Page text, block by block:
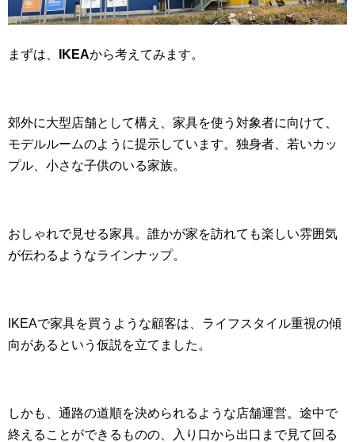
まずは、 IKEAから考えてみます。
郊外に大型店舗として構え、家具を使う対象者に向けて、
モデルルームのように提示しています。独身者、若いカッ
プル、小さな子供のいる家族。
おしゃれで見せる家具。誰かが家を訪れても楽しい雰囲気
が伝わるようなラインナップ。
IKEAで家具を買うような顧客は、ライフスタイル重視の傾
向があるという仮説を立てました。
しかも、通路の道順を決められるような店舗運営。途中で
終えることができるものの、入り口から出口まで見て回る